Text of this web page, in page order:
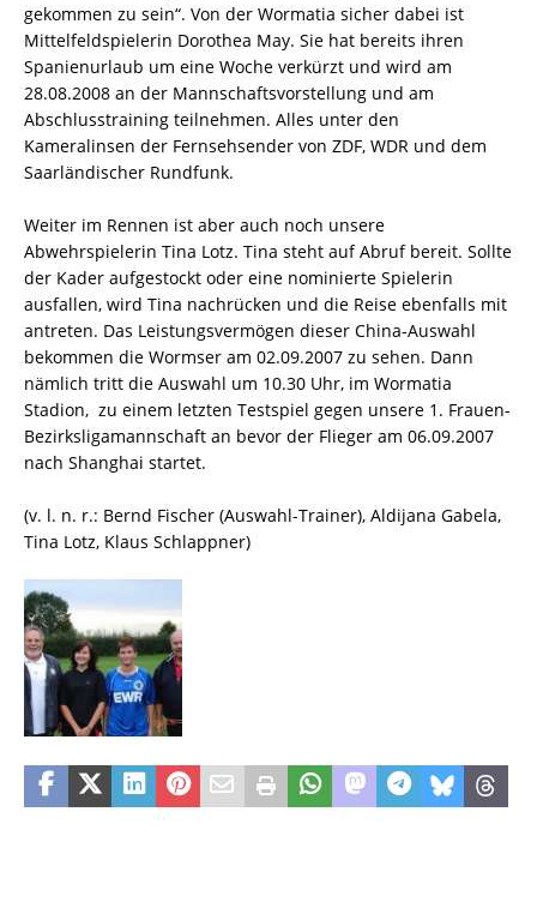
gekommen zu sein“. Von der Wormatia sicher dabei ist
Mittelfeldspielerin Dorothea May. Sie hat bereits ihren
Spanienurlaub um eine Woche verkürzt und wird am
28.08.2008 an der Mannschaftsvorstellung und am
Abschlusstraining teilnehmen. Alles unter den
Kameralinsen der Fernsehsender von ZDF, WDR und dem
Saarländischer Rundfunk.
Weiter im Rennen ist aber auch noch unsere
Abwehrspielerin Tina Lotz. Tina steht auf Abruf bereit. Sollte
der Kader aufgestockt oder eine nominierte Spielerin
ausfallen, wird Tina nachrücken und die Reise ebenfalls mit
antreten. Das Leistungsvermögen dieser China-Auswahl
bekommen die Wormser am 02.09.2007 zu sehen. Dann
nämlich tritt die Auswahl um 10.30 Uhr, im Wormatia
Stadion, zu einem letzten Testspiel gegen unsere 1. Frauen-
Bezirksligamannschaft an bevor der Flieger am 06.09.2007
nach Shanghai startet.
(v. l. n. r.: Bernd Fischer (Auswahl-Trainer), Aldijana Gabela,
Tina Lotz, Klaus Schlappner)